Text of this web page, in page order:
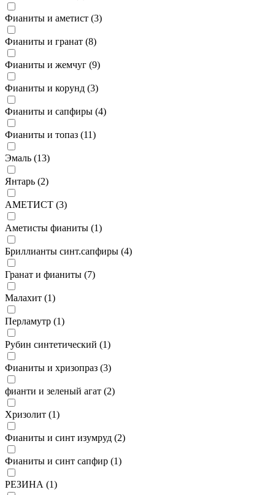
Фианиты и аметист (3)
Фианиты и гранат (8)
Фианиты и жемчуг (9)
Фианиты и корунд (3)
Фианиты и сапфиры (4)
Фианиты и топаз (11)
Эмаль (13)
Янтарь (2)
АМЕТИСТ (3)
Аметисты фианиты (1)
Бриллианты синт.сапфиры (4)
Гранат и фианиты (7)
Малахит (1)
Перламутр (1)
Рубин синтетический (1)
Фианиты и хризопраз (3)
фианти и зеленый агат (2)
Хризолит (1)
Фианиты и синт изумруд (2)
Фианиты и синт сапфир (1)
РЕЗИНА (1)